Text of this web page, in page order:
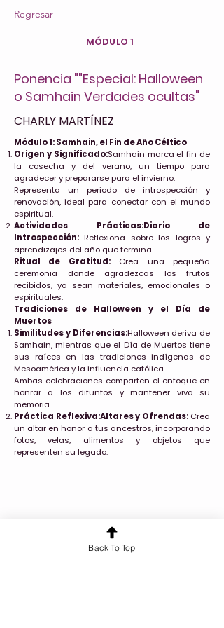
Regresar
MÓDULO 1
Ponencia ""Especial: Halloween
o Samhain Verdades ocultas"
CHARLY MARTÍNEZ
Módulo 1: Samhain, el Fin de Año Céltico
Origen y Significado:Samhain marca el fin de
la cosecha y del verano, un tiempo para
agradecer y prepararse para el invierno.
Representa un periodo de introspección y
renovación, ideal para conectar con el mundo
espiritual.
Actividades Prácticas:Diario de
Introspección: Reflexiona sobre los logros y
aprendizajes del año que termina.
Ritual de Gratitud:Crea una pequeña
ceremonia donde agradezcas los frutos
recibidos, ya sean materiales, emocionales o
espirituales.
Tradiciones de Halloween y el Día de
Muertos
Similitudes y Diferencias:Halloween deriva de
Samhain, mientras que el Día de Muertos tiene
sus raíces en las tradiciones indígenas de
Mesoamérica y la influencia católica.
Ambas celebraciones comparten el enfoque en
honrar a los difuntos y mantener viva su
memoria.
Práctica Reflexiva:Altares y Ofrendas:Crea
un altar en honor a tus ancestros, incorporando
fotos, velas, alimentos y objetos que
representen su legado.
Back To Top